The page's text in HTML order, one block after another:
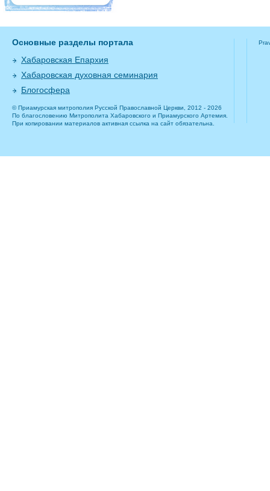
Основные разделы портала
Хабаровская Епархия
Хабаровская духовная семинария
Блогосфера
© Приамурская митрополия Русской Православной Церкви, 2012 - 2026
По благословению Митрополита Хабаровского и Приамурского Артемия.
При копировании материалов активная ссылка на сайт обязательна.